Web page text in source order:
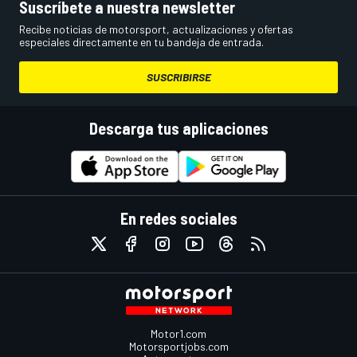
Suscríbete a nuestra newsletter
Recibe noticias de motorsport, actualizaciones y ofertas
especiales directamente en tu bandeja de entrada.
SUSCRIBIRSE
Descarga tus aplicaciones
En redes sociales
Motor1.com
Motorsportjobs.com